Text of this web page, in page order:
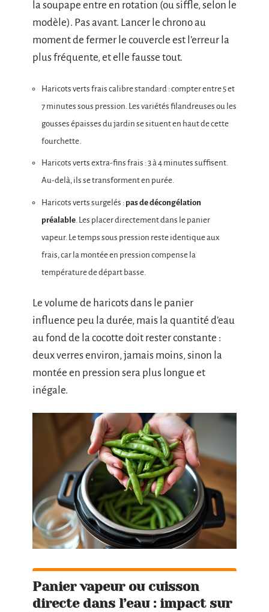
la soupape entre en rotation (ou siffle, selon le
modèle). Pas avant. Lancer le chrono au
moment de fermer le couvercle est l’erreur la
plus fréquente, et elle fausse tout.
Haricots verts frais calibre standard : compter entre 5 et
7 minutes sous pression. Les variétés filandreuses ou les
gousses épaisses du jardin se situent en haut de cette
fourchette.
Haricots verts extra-fins frais : 3 à 4 minutes suffisent.
Au-delà, ils se transforment en purée.
Haricots verts surgelés : pas de décongélation
préalable . Les placer directement dans le panier
vapeur. Le temps sous pression reste identique aux
frais, car la montée en pression compense la
température de départ basse.
Le volume de haricots dans le panier
influence peu la durée, mais la quantité d’eau
au fond de la cocotte doit rester constante :
deux verres environ, jamais moins, sinon la
montée en pression sera plus longue et
inégale.
Panier vapeur ou cuisson
directe dans l’eau : impact sur